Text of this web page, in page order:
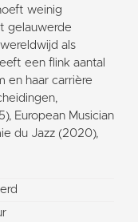
weinig
gelauwerde
als
een flink aantal
en haar carrière
European Musician
du Jazz (2020),